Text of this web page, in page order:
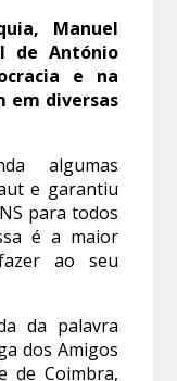
Manuel
de António
e na
em diversas
algumas
e garantiu
para todos
é a maior
ao seu
da palavra
dos Amigos
de Coimbra,